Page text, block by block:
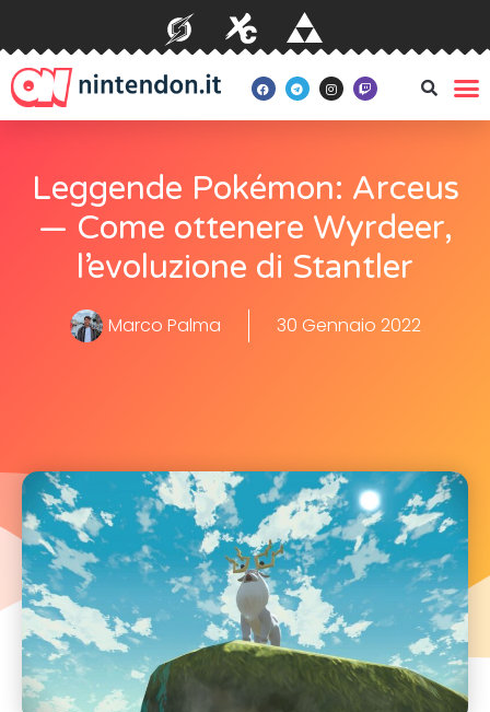
Leggende Pokémon: Arceus
— Come ottenere Wyrdeer,
l’evoluzione di Stantler
Marco Palma 30 Gennaio 2022